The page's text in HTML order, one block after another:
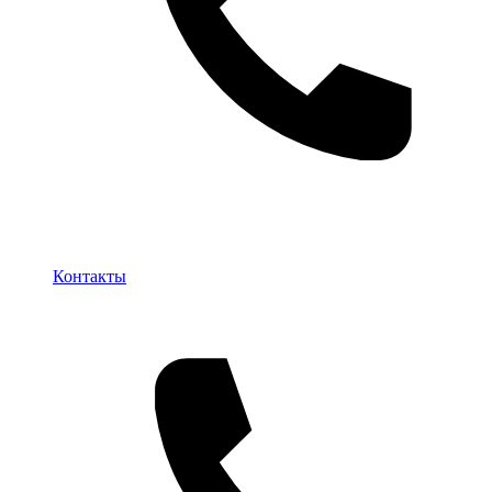
Контакты
Контакты